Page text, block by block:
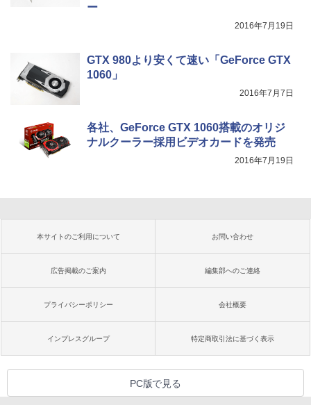
ー
2016年7月19日
GTX 980より安くて速い「GeForce GTX
1060」
2016年7月7日
各社、GeForce GTX 1060搭載のオリジ
ナルクーラー採用ビデオカードを発売
2016年7月19日
本サイトのご利用について お問い合わせ
広告掲載のご案内 編集部へのご連絡
プライバシーポリシー 会社概要
インプレスグループ 特定商取引法に基づく表示
PC版で見る